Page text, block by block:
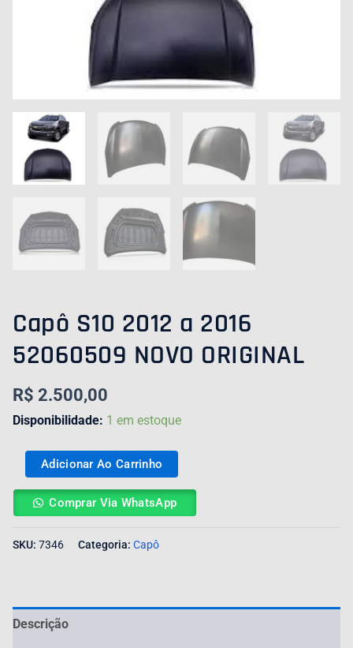
Capô S10 2012 a 2016
52060509 NOVO ORIGINAL
R$ 2.500,00
Disponibilidade: 1 em estoque
Adicionar Ao Carrinho
Comprar Via WhatsApp
SKU: 7346 Categoria: Capô
Descrição